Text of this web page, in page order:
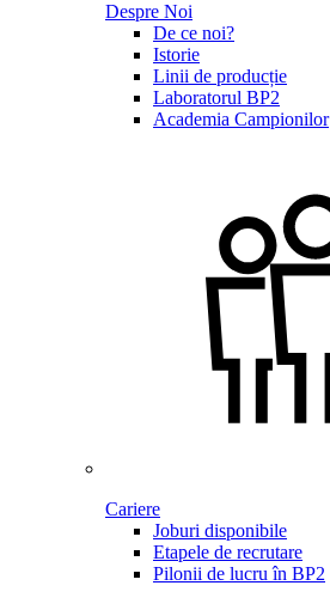
Despre Noi
De ce noi?
Istorie
Linii de producție
Laboratorul BP2
Academia Campionilor
Cariere
Joburi disponibile
Etapele de recrutare
Pilonii de lucru în BP2